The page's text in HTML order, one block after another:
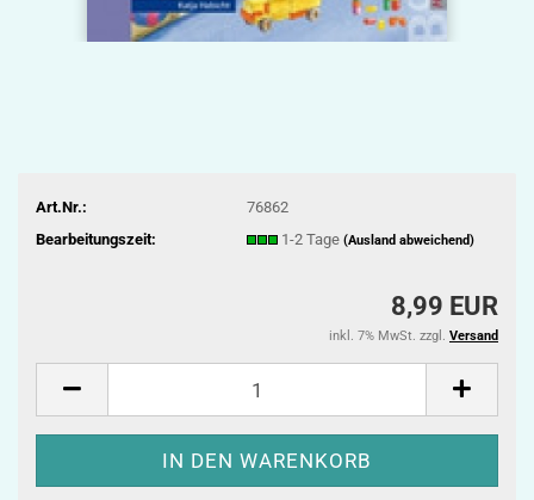
Art.Nr.:
76862
Bearbeitungszeit:
1-2 Tage (Ausland abweichend)
8,99 EUR
inkl. 7% MwSt. zzgl. Versand